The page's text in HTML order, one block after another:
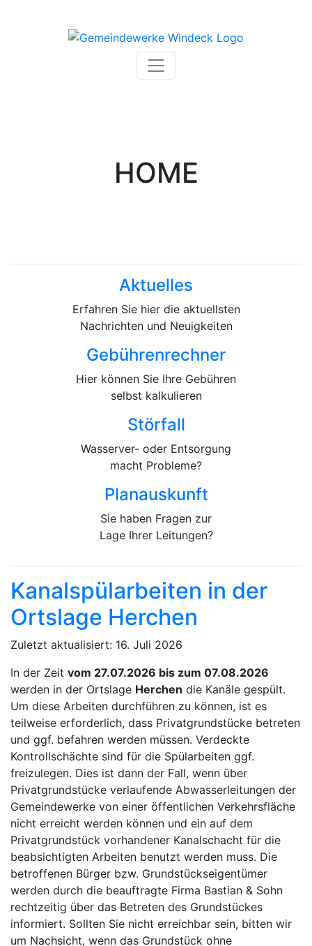
Navigation umschalten
HOME
Aktuelles
Erfahren Sie hier die aktuellsten
Nachrichten und Neuigkeiten
Gebührenrechner
Hier können Sie Ihre Gebühren
selbst kalkulieren
Störfall
Wasserver- oder Entsorgung
macht Probleme?
Planauskunft
Sie haben Fragen zur
Lage Ihrer Leitungen?
Kanalspülarbeiten in der
Ortslage Herchen
Zuletzt aktualisiert: 16. Juli 2026
In der Zeit vom 27.07.2026 bis zum 07.08.2026
werden in der Ortslage Herchen die Kanäle gespült.
Um diese Arbeiten durchführen zu können, ist es
teilweise erforderlich, dass Privatgrundstücke betreten
und ggf. befahren werden müssen. Verdeckte
Kontrollschächte sind für die Spülarbeiten ggf.
freizulegen. Dies ist dann der Fall, wenn über
Privatgrundstücke verlaufende Abwasserleitungen der
Gemeindewerke von einer öffentlichen Verkehrsfläche
nicht erreicht werden können und ein auf dem
Privatgrundstück vorhandener Kanalschacht für die
beabsichtigten Arbeiten benutzt werden muss. Die
betroffenen Bürger bzw. Grundstückseigentümer
werden durch die beauftragte Firma Bastian & Sohn
rechtzeitig über das Betreten des Grundstückes
informiert. Sollten Sie nicht erreichbar sein, bitten wir
um Nachsicht, wenn das Grundstück ohne